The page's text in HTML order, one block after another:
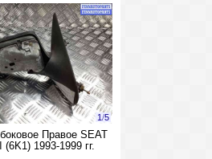
1/5
Правое SEAT
(6K1) 1993-1999 гг.